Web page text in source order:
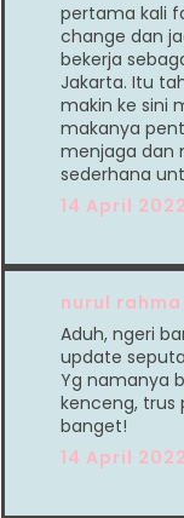
pertama kali
change dan
bekerja
Jakarta. Itu
makin ke sini
makanya
menjaga dan
sederhana
14 April
nurul rahma
Aduh, ngeri
update
Yg namanya
kenceng, trus
banget!
14 April